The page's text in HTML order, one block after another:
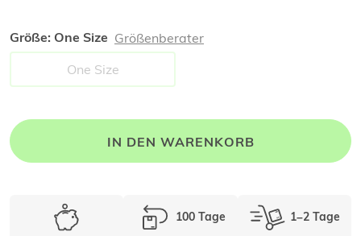
Größe: One Size Größenberater
One Size
IN DEN WARENKORB
100 Tage 1–2 Tage